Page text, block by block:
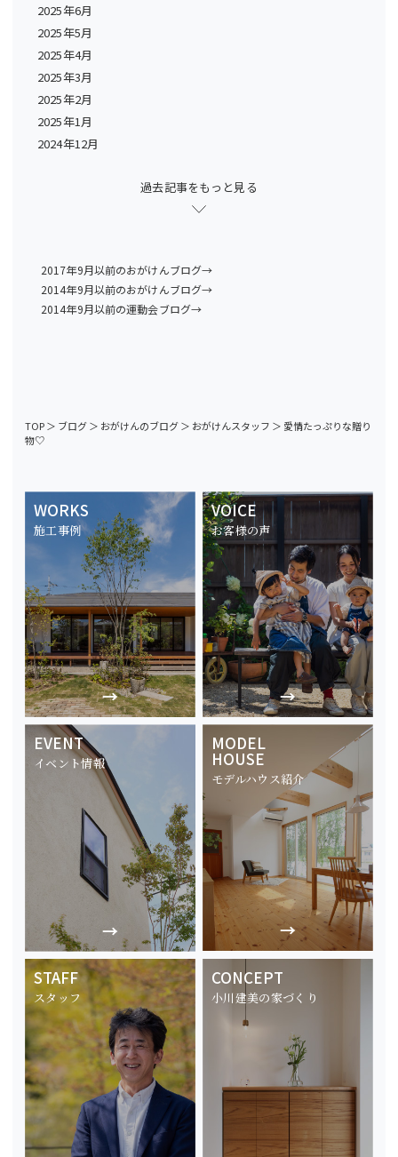
2025年6月
2025年5月
2025年4月
2025年3月
2025年2月
2025年1月
2024年12月
過去記事をもっと見る
2017年9月以前のおがけんブログ→
2014年9月以前のおがけんブログ→
2014年9月以前の運動会ブログ→
TOP＞ ブログ＞ おがけんのブログ＞ おがけんスタッフ ＞ 愛情たっぷりな贈り
物♡
WORKS
施工事例
VOICE
お客様の声
EVENT
イベント情報
MODEL
HOUSE
モデルハウス紹介
STAFF
スタッフ
CONCEPT
小川建美の家づくり